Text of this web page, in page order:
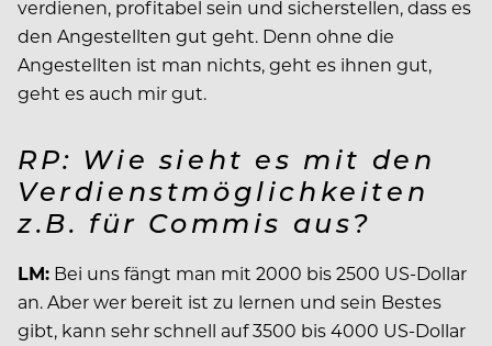
verdienen, profitabel sein und sicherstellen, dass es
den Angestellten gut geht. Denn ohne die
Angestellten ist man nichts, geht es ihnen gut,
geht es auch mir gut.
RP: Wie sieht es mit den
Verdienstmöglichkeiten
z.B. für Commis aus?
LM: Bei uns fängt man mit 2000 bis 2500 US-Dollar
an. Aber wer bereit ist zu lernen und sein Bestes
gibt, kann sehr schnell auf 3500 bis 4000 US-Dollar